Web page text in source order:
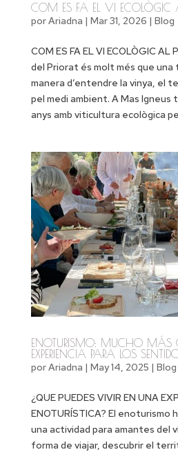
COM ES FA EL VI ECOLÒGIC
porAriadna | Mar 31, 2026 | Blog
COM ES FA EL VI ECOLÒGIC AL
del Priorat és molt més que una
manera d’entendre la vinya, el
pel medi ambient. A Mas Igneus
anys amb viticultura ecològica
ENOTURISMO: MUCHO MÁS
EXPERIENCIA PARA LOS
porAriadna | May 14, 2025 | Blog
¿QUE PUEDES VIVIR EN UNA
ENOTURÍSTICA? El enoturismo
una actividad para amantes del
forma de viajar, descubrir el